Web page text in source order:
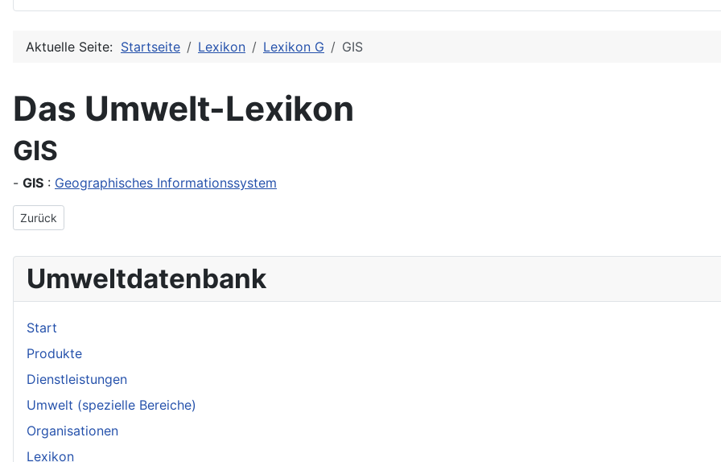
Aktuelle Seite: Startseite Lexikon Lexikon G GIS
Das Umwelt-Lexikon
GIS
- GIS : Geographisches Informationssystem
Vorheriger Beitrag: Gips
Zurück
Umweltdatenbank
Start
Produkte
Dienstleistungen
Umwelt (spezielle Bereiche)
Organisationen
Lexikon